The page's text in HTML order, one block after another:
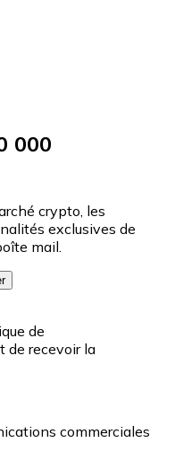
000
crypto, les
exclusives de
mail.
de
de recevoir la
commerciales